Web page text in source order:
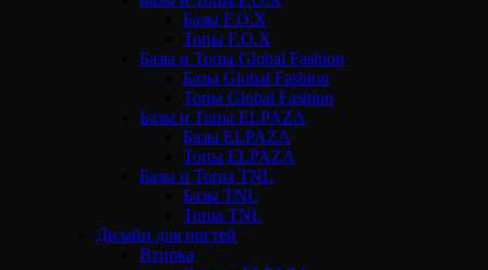
Базы F.O.X
Топы F.O.X
Базы и Топы Global Fashion
Базы Global Fashion
Топы Global Fashion
Базы и Топы ELPAZA
Базы ELPAZA
Топы ELPAZA
Базы и Топы TNL
Базы TNL
Топы TNL
Дизайн для ногтей
Втирка